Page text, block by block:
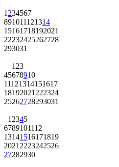
1 234567
891011121314
15161718192021
22232425262728
293031
1 23
45678910
11121314151617
18192021 222324
25262728293031
1 2345
6789101112
13141516171819
2021 2223242526
27282930